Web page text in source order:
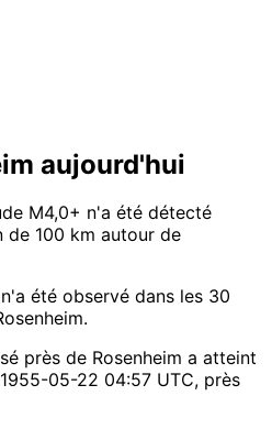
aujourd'hui
M4,0+ n'a été détecté
de 100 km autour de
été observé dans les 30
près de Rosenheim a atteint
05-22 04:57 UTC, près